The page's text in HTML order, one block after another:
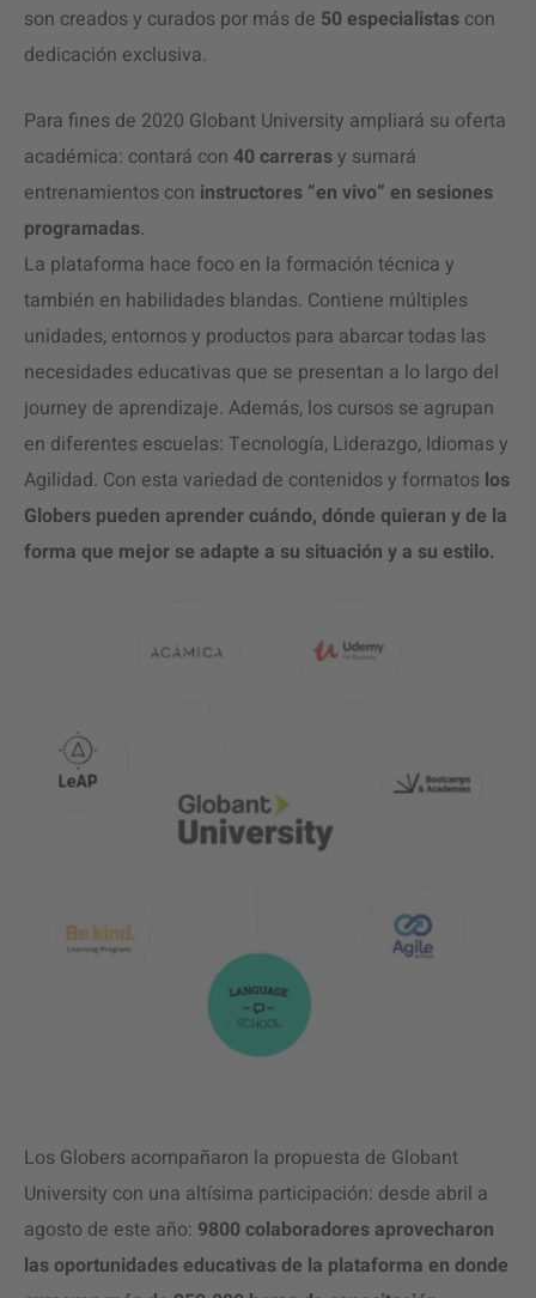
son creados y curados por más de 50 especialistas con
dedicación exclusiva.
Para fines de 2020 Globant University ampliará su oferta
académica: contará con 40 carrerasy sumará
entrenamientos con instructores “en vivo” en sesiones
programadas.
La plataforma hace foco en la formación técnica y
también en habilidades blandas. Contiene múltiples
unidades, entornos y productos para abarcar todas las
necesidades educativas que se presentan a lo largo del
journey de aprendizaje. Además, los cursos se agrupan
en diferentes escuelas: Tecnología, Liderazgo, Idiomas y
Agilidad. Con esta variedad de contenidos y formatos los
Globers pueden aprender cuándo, dónde quieran y de la
forma que mejor se adapte a su situación y a su estilo.
Los Globers acompañaron la propuesta de Globant
University con una altísima participación: desde abril a
agosto de este año: 9800 colaboradores aprovecharon
las oportunidades educativas de la plataforma en donde